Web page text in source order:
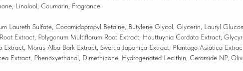
Linalool, Coumarin, Fragrance
Laureth Sulfate, Cocamidopropyl Betaine, Butylene Glycol, Glycerin, Lauryl
Extract, Polygonum Multiflorum Root Extract, Houttuynia Cordata Extract,
Morus Alba Bark Extract, Swertia Japonica Extract, Plantago Asiatica
Extract, Phenoxyethanol, Dimethicone, Hydrogenated Lecithin, Ceramide NP,